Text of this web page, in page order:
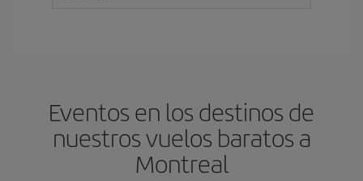
Eventos en los destinos de
nuestros vuelos baratos a
Montreal